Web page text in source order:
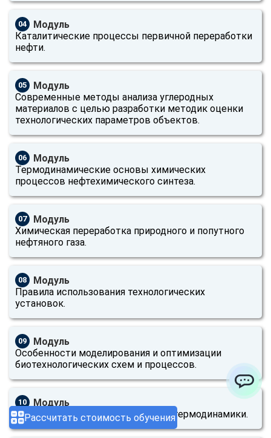
Рассчитать стоимость обучения
04
Модуль
Каталитические процессы первичной переработки
нефти.
05
Модуль
Современные методы анализа углеродных
материалов с целью разработки методик оценки
технологических параметров объектов.
06
Модуль
Термодинамические основы химических
процессов нефтехимического синтеза.
07
Модуль
Химическая переработка природного и попутного
нефтяного газа.
08
Модуль
Правила использования технологических
установок.
09
Модуль
Особенности моделирования и оптимизации
биотехнологических схем и процессов.
10
Модуль
Основные уравнения химической термодинамики.
Vkontakte